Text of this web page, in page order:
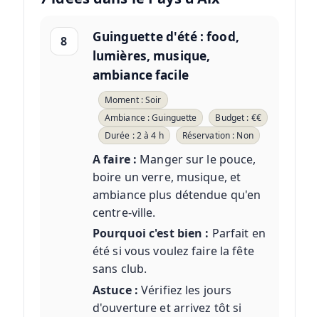
8
Guinguette d'été : food,
lumières, musique,
ambiance facile
Moment : Soir
Ambiance : Guinguette
Budget : €€
Durée : 2 à 4 h
Réservation : Non
A faire : Manger sur le pouce,
boire un verre, musique, et
ambiance plus détendue qu'en
centre-ville.
Pourquoi c'est bien : Parfait en
été si vous voulez faire la fête
sans club.
Astuce : Vérifiez les jours
d'ouverture et arrivez tôt si